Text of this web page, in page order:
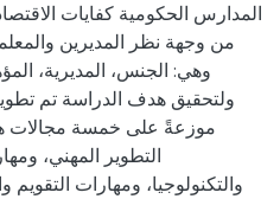
المدارس الحكومية كفايات
من وجهة نظر المديرين
وهي: الجنس، المديرية،
موزعةً على خمسة مجالات
التطوير المهني،
والتكنولوجيا، ومهارات